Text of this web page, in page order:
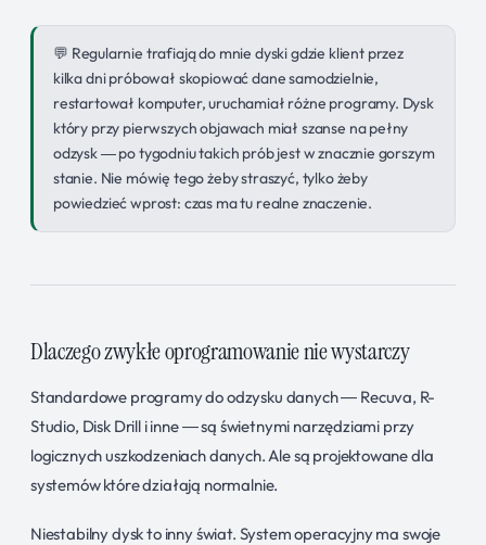
Regularnie trafiają do mnie dyski gdzie klient przez
kilka dni próbował skopiować dane samodzielnie,
restartował komputer, uruchamiał różne programy. Dysk
który przy pierwszych objawach miał szanse na pełny
odzysk — po tygodniu takich prób jest w znacznie gorszym
stanie. Nie mówię tego żeby straszyć, tylko żeby
powiedzieć wprost: czas ma tu realne znaczenie.
Dlaczego zwykłe oprogramowanie nie wystarczy
Standardowe programy do odzysku danych — Recuva, R-
Studio, Disk Drill i inne — są świetnymi narzędziami przy
logicznych uszkodzeniach danych. Ale są projektowane dla
systemów które działają normalnie.
Niestabilny dysk to inny świat. System operacyjny ma swoje